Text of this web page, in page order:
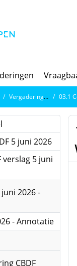
Vergaderingen 03.1
5 juni 2026
verslag 5 juni
juni 2026 -
- Annotatie
CBDF